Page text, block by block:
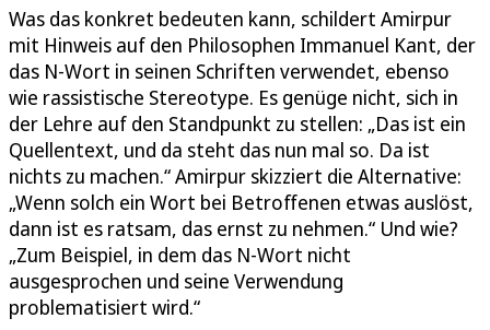
Was das konkret bedeuten kann, schildert Amirpur
mit Hinweis auf den Philosophen Immanuel Kant, der
das N-Wort in seinen Schriften verwendet, ebenso
wie rassistische Stereotype. Es genüge nicht, sich in
der Lehre auf den Standpunkt zu stellen: „Das ist ein
Quellentext, und da steht das nun mal so. Da ist
nichts zu machen.“ Amirpur skizziert die Alternative:
„Wenn solch ein Wort bei Betroffenen etwas auslöst,
dann ist es ratsam, das ernst zu nehmen.“ Und wie?
„Zum Beispiel, in dem das N-Wort nicht
ausgesprochen und seine Verwendung
problematisiert wird.“